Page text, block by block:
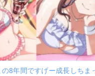
の8年間ですげー成長しちま